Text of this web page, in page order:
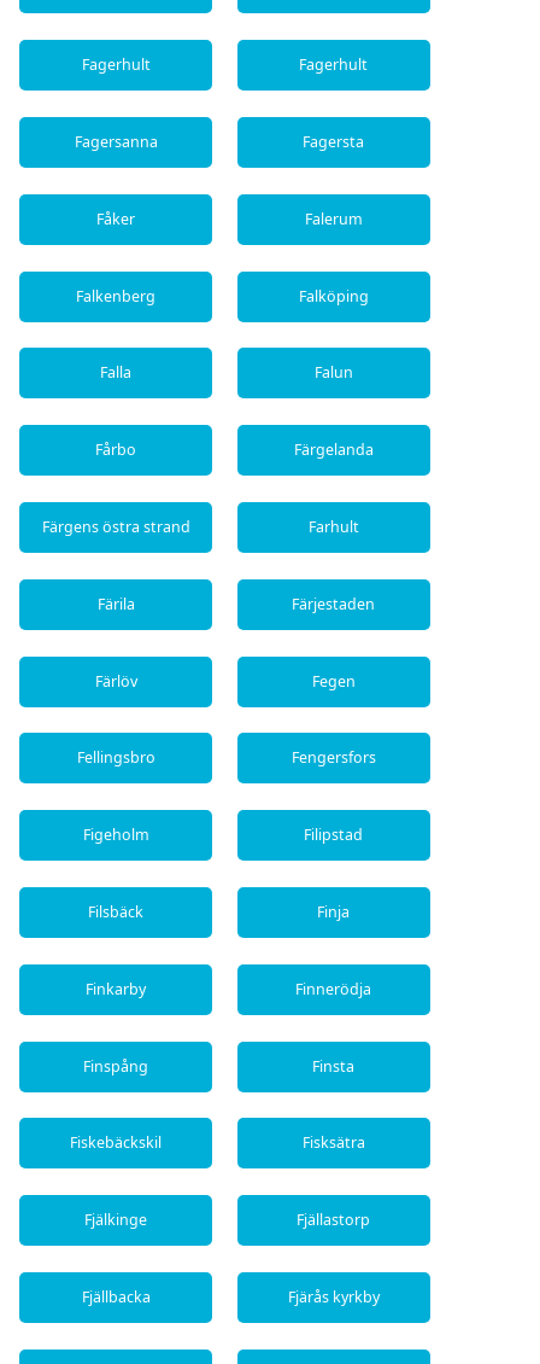
Fagerhult Fagerhult
Fagersanna Fagersta
Fåker Falerum
Falkenberg Falköping
Falla Falun
Fårbo Färgelanda
Färgens östra strand Farhult
Färila Färjestaden
Färlöv Fegen
Fellingsbro Fengersfors
Figeholm Filipstad
Filsbäck Finja
Finkarby Finnerödja
Finspång Finsta
Fiskebäckskil Fisksätra
Fjälkinge Fjällastorp
Fjällbacka Fjärås kyrkby